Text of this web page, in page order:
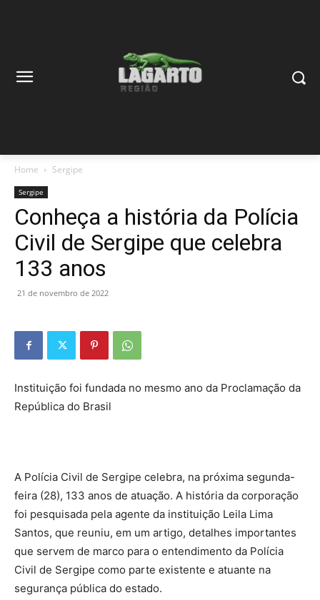
Home Sergipe
Sergipe
Conheça a história da Polícia
Civil de Sergipe que celebra
133 anos
21 de novembro de 2022
Instituição foi fundada no mesmo ano da Proclamação da
República do Brasil
A Polícia Civil de Sergipe celebra, na próxima segunda-
feira (28), 133 anos de atuação. A história da corporação
foi pesquisada pela agente da instituição Leila Lima
Santos, que reuniu, em um artigo, detalhes importantes
que servem de marco para o entendimento da Polícia
Civil de Sergipe como parte existente e atuante na
segurança pública do estado.